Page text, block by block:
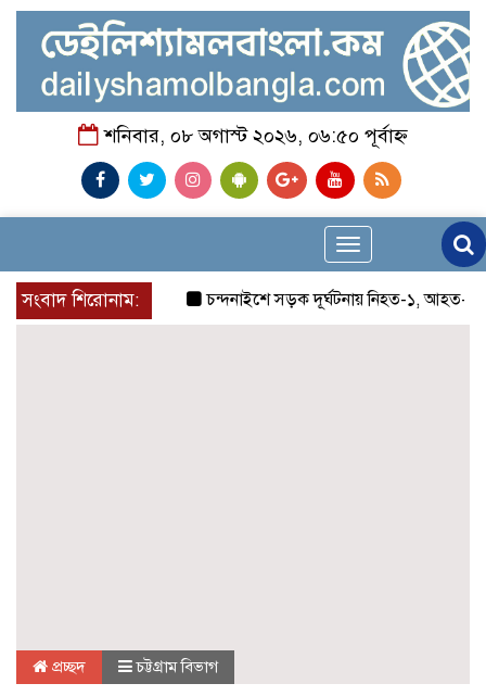
শনিবার, ০৮ অগাস্ট ২০২৬, ০৬:৫০ পূর্বাহ্ন
Toggle
navigation
সংবাদ শিরোনাম:
চন্দনাইশে সড়ক দূর্ঘটনায় নিহত-১, আহত-২
প্রচ্ছদ চট্টগ্রাম বিভাগ